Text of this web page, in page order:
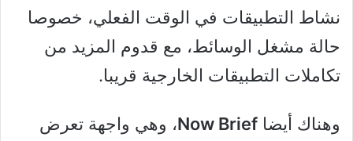
نشاط التطبيقات في الوقت الفعلي، خصوصا
حالة مشغل الوسائط، مع قدوم المزيد من
تكاملات التطبيقات الخارجية قريبا.
وهناك أيضا Now Brief، وهي واجهة تعرض